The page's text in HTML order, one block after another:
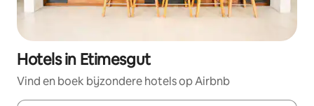
Hotels in Etimesgut
Vind en boek bijzondere hotels op Airbnb